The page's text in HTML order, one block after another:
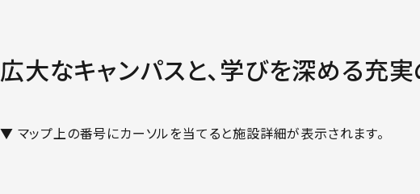
募集日程 看護学部
入学者選抜における
感染症への対応について
広大なキャンパスと、学びを深める充実
▼ マップ上の番号にカーソルを当てると施設詳細が表示されます。